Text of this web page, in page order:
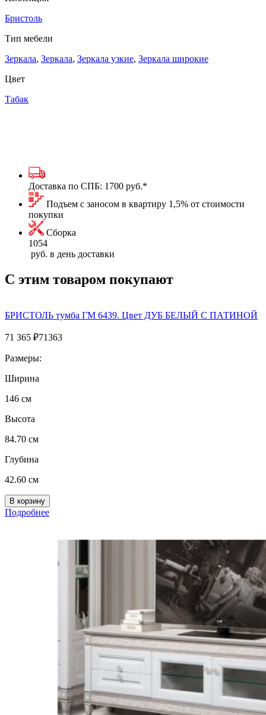
Бристоль
Тип мебели
Зеркала, Зеркала, Зеркала узкие, Зеркала широкие
Цвет
Табак
Доставка по СПБ: 1700 руб.*
Подъем с заносом в квартиру 1,5% от стоимости
покупки
Сборка
1054
руб. в день доставки
С этим товаром покупают
БРИСТОЛЬ тумба ГМ 6439. Цвет ДУБ БЕЛЫЙ С ПАТИНОЙ
71 365 ₽71363
Размеры:
Ширина
146 см
Высота
84.70 см
Глубина
42.60 см
Подробнее